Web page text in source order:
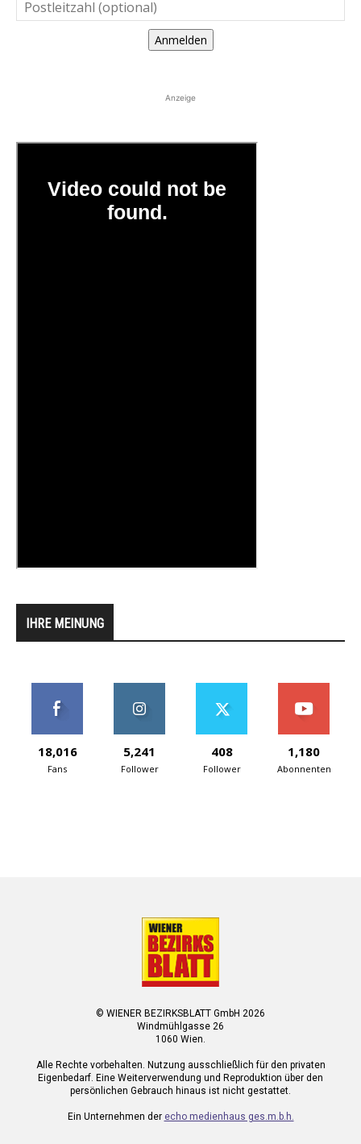
Anmelden
Anzeige
IHRE MEINUNG
18,016
Fans
5,241
Follower
408
Follower
1,180
Abonnenten
© WIENER BEZIRKSBLATT GmbH 2026
Windmühlgasse 26
1060 Wien.
Alle Rechte vorbehalten. Nutzung ausschließlich für den privaten
Eigenbedarf. Eine Weiterverwendung und Reproduktion über den
persönlichen Gebrauch hinaus ist nicht gestattet.
Ein Unternehmen der echo medienhaus ges.m.b.h.